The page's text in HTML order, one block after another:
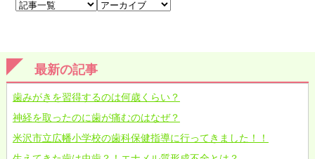
最新の記事
歯みがきを習得するのは何歳くらい？
神経を取ったのに歯が痛むのはなぜ？
米沢市立広幡小学校の歯科保健指導に行ってきました！！